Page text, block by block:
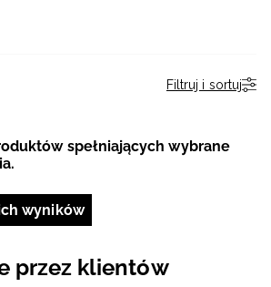
Filtruj i sortuj
spełniających wybrane
wyników
przez klientów
Litewski / EUR
Łotewski / EUR